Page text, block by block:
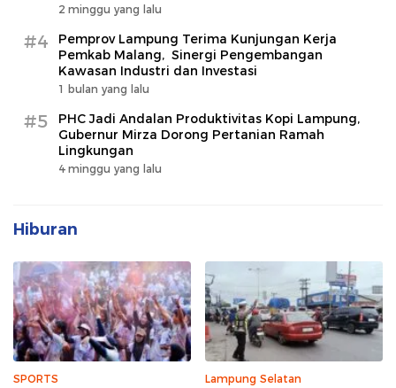
2 minggu yang lalu
#4
Pemprov Lampung Terima Kunjungan Kerja
Pemkab Malang, Sinergi Pengembangan
Kawasan Industri dan Investasi
1 bulan yang lalu
#5
PHC Jadi Andalan Produktivitas Kopi Lampung,
Gubernur Mirza Dorong Pertanian Ramah
Lingkungan
4 minggu yang lalu
Hiburan
SPORTS Lampung Selatan